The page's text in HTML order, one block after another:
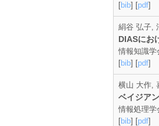
[bib] [pdf]
絹谷 弘子,
DIASにお
情報知識学
[bib] [pdf]
横山 大作,
ベイジア
情報処理学
[bib] [pdf]